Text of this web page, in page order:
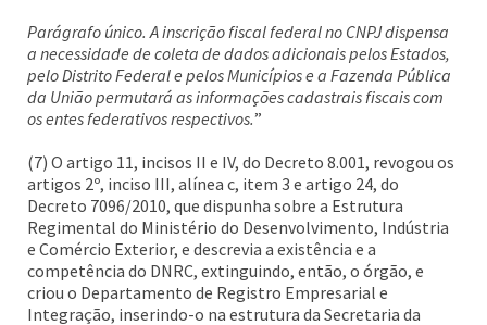
Parágrafo único. A inscrição fiscal federal no CNPJ dispensa
a necessidade de coleta de dados adicionais pelos Estados,
pelo Distrito Federal e pelos Municípios e a Fazenda Pública
da União permutará as informações cadastrais fiscais com
os entes federativos respectivos.”
(7) O artigo 11, incisos II e IV, do Decreto 8.001, revogou os
artigos 2º, inciso III, alínea c, item 3 e artigo 24, do
Decreto 7096/2010, que dispunha sobre a Estrutura
Regimental do Ministério do Desenvolvimento, Indústria
e Comércio Exterior, e descrevia a existência e a
competência do DNRC, extinguindo, então, o órgão, e
criou o Departamento de Registro Empresarial e
Integração, inserindo-o na estrutura da Secretaria da